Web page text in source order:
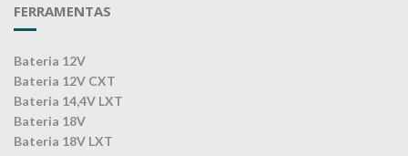
FERRAMENTAS
Bateria 12V
Bateria 12V CXT
Bateria 14,4V LXT
Bateria 18V
Bateria 18V LXT